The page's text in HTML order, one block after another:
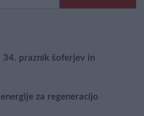
34. praznik šoferjev in
za regeneracijo